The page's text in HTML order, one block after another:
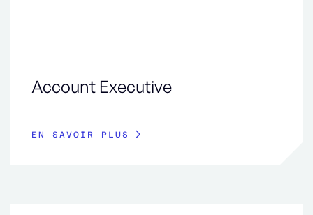
Account Executive
EN SAVOIR PLUS